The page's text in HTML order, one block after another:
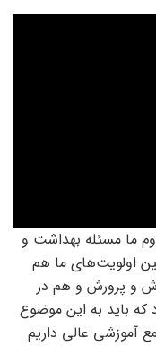
ما مسئله بهداشت و
اولویت‌های ما هم
و پرورش و هم در
باید به این موضوع
آموزشی عالی داریم